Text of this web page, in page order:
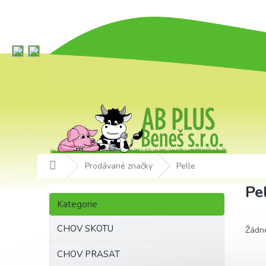
Domů Prodávané značky Pelle
P
s
Přeskočit
kategorie
Kategorie
CHOV SKOTU
CHOV PRASAT